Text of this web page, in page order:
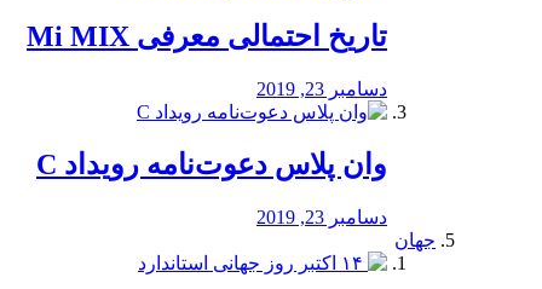
تاریخ احتمالی معرفی Mi MIX
دسامبر 23, 2019
وان پلاس دعوت‌نامه رویداد C
دسامبر 23, 2019
جهان